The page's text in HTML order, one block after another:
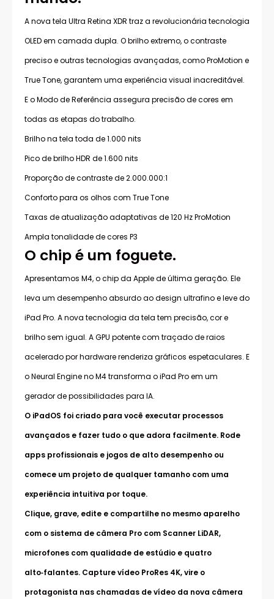
A nova tela Ultra Retina XDR traz a revolucionária tecnologia
OLED em camada dupla. O brilho extremo, o contraste
preciso e outras tecnologias avançadas, como ProMotion e
True Tone, garantem uma experiência visual inacreditável.
E o Modo de Referência assegura precisão de cores em
todas as etapas do trabalho.
Brilho na tela toda de 1.000 nits
Pico de brilho HDR de 1.600 nits
Proporção de contraste de 2.000.000:1
Conforto para os olhos com True Tone
Taxas de atualização adaptativas de 120 Hz ProMotion
Ampla tonalidade de cores P3
O chip é um foguete.
Apresentamos M4, o chip da Apple de última geração. Ele
leva um desempenho absurdo ao design ultrafino e leve do
iPad Pro. A nova tecnologia da tela tem precisão, cor e
brilho sem igual. A GPU potente com traçado de raios
acelerado por hardware renderiza gráficos espetaculares. E
o Neural Engine no M4 transforma o iPad Pro em um
gerador de possibilidades para IA.
O iPadOS foi criado para você executar processos
avançados e fazer tudo o que adora facilmente. Rode
apps profissionais e jogos de alto desempenho ou
comece um projeto de qualquer tamanho com uma
experiência intuitiva por toque.
Clique, grave, edite e compartilhe no mesmo aparelho
com o sistema de câmera Pro com Scanner LiDAR,
microfones com qualidade de estúdio e quatro
alto‑falantes. Capture vídeo ProRes 4K, vire o
protagonista nas chamadas de vídeo da nova câmera